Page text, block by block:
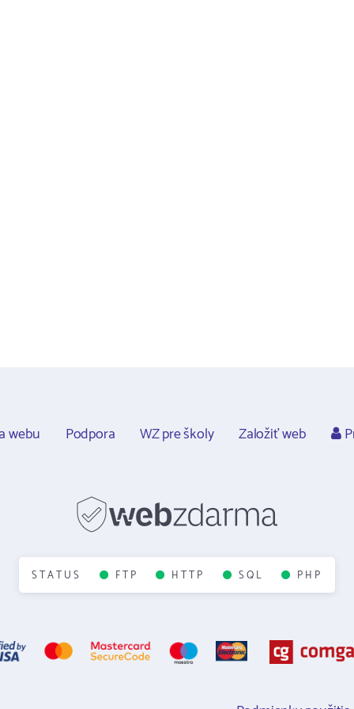
webu Podpora WZ pre školy Založiť web
STATUS FTP HTTP SQL PHP